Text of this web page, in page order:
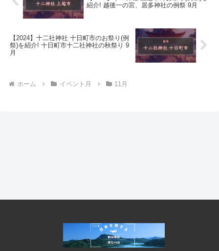
紹介! 越後一の宮、居多神社の例祭 9月
【2024】十二社神社 十日町市のお祭り(例
祭)を紹介! 十日町市十二社神社の秋祭り 9
月
ホーム イベント月 11月